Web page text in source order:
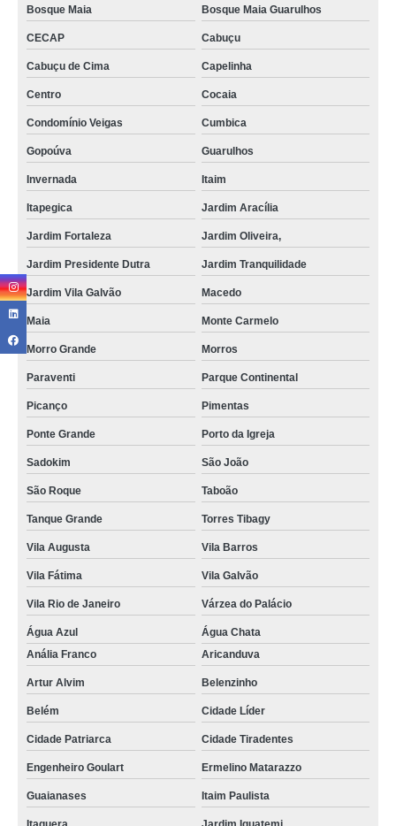
Bosque Maia Bosque Maia Guarulhos
CECAP Cabuçu
Cabuçu de Cima Capelinha
Centro Cocaia
Condomínio Veigas Cumbica
Gopoúva Guarulhos
Invernada Itaim
Itapegica Jardim Aracília
Jardim Fortaleza Jardim Oliveira,
Jardim Presidente Dutra Jardim Tranquilidade
Jardim Vila Galvão Macedo
Maia Monte Carmelo
Morro Grande Morros
Paraventi Parque Continental
Picanço Pimentas
Ponte Grande Porto da Igreja
Sadokim São João
São Roque Taboão
Tanque Grande Torres Tibagy
Vila Augusta Vila Barros
Vila Fátima Vila Galvão
Vila Rio de Janeiro Várzea do Palácio
Água Azul
Água Chata
Anália Franco
Aricanduva
Artur Alvim Belenzinho
Belém Cidade Líder
Cidade Patriarca Cidade Tiradentes
Engenheiro Goulart Ermelino Matarazzo
Guaianases Itaim Paulista